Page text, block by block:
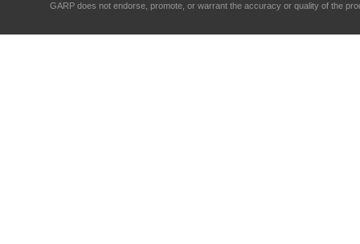
GARP does not endorse, promote, or warrant the accuracy or quality of the